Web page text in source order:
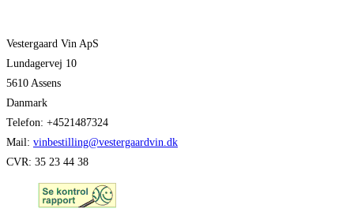
Vestergaard Vin ApS
Lundagervej 10
5610 Assens
Danmark
Telefon: +4521487324
Mail: vinbestilling@vestergaardvin.dk
CVR: 35 23 44 38